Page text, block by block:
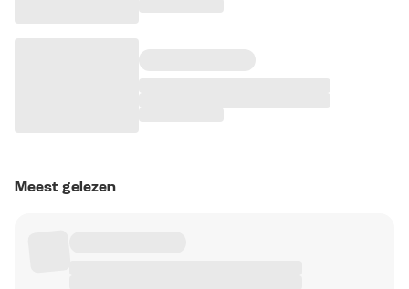
Meest gelezen